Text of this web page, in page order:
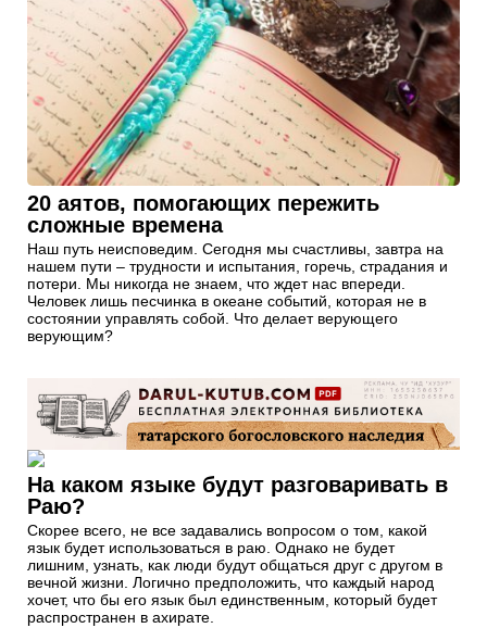
20 аятов, помогающих пережить
сложные времена
Наш путь неисповедим. Сегодня мы счастливы, завтра на
нашем пути – трудности и испытания, горечь, страдания и
потери. Мы никогда не знаем, что ждет нас впереди.
Человек лишь песчинка в океане событий, которая не в
состоянии управлять собой. Что делает верующего
верующим?
На каком языке будут разговаривать в
Раю?
Скорее всего, не все задавались вопросом о том, какой
язык будет использоваться в раю. Однако не будет
лишним, узнать, как люди будут общаться друг с другом в
вечной жизни. Логично предположить, что каждый народ
хочет, что бы его язык был единственным, который будет
распространен в ахирате.